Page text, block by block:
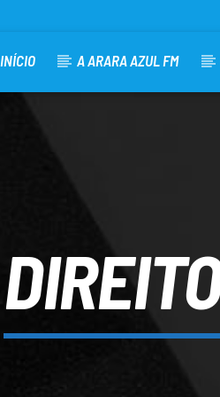
INÍCIO A ARARA AZUL FM